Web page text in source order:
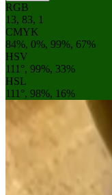
RGB
13, 83, 1
CMYK
84%, 0%, 99%, 67%
HSV
111°, 99%, 33%
HSL
111°, 98%, 16%